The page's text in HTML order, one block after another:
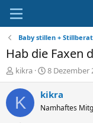
Baby stillen +
Hab die Faxen
E
r
s
kikra
E
r
s
e
8 Dezember
K kikra
Namhaftes